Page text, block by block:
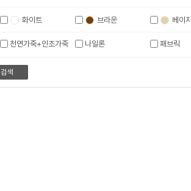
화이트 브라운 베이지
천연가죽+인조가죽 나일론 패브릭
검색